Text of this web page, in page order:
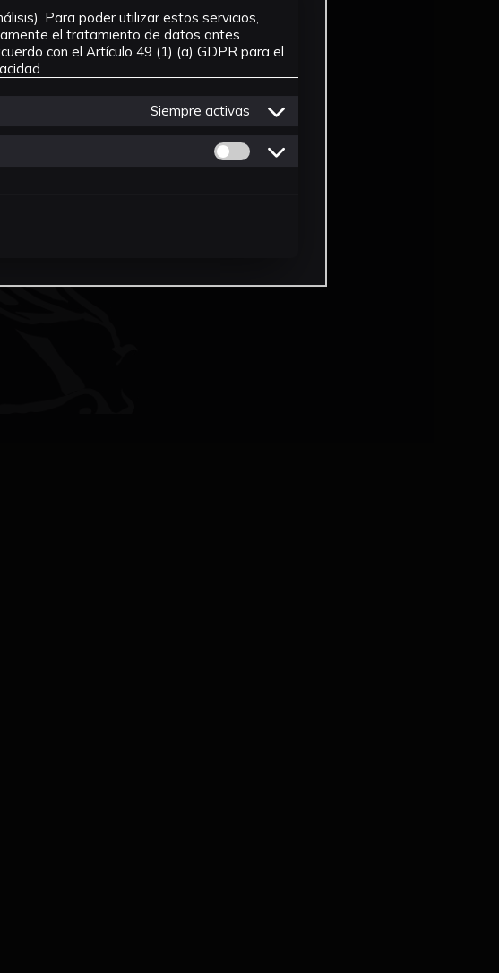
Para poder utilizar estos servicios,
el tratamiento de datos antes
con el Artículo 49 (1) (a) GDPR para el
Siempre activas
Permitir cookies de Personalizacion